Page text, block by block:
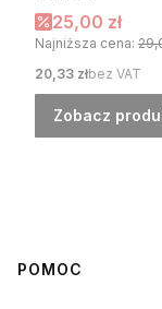
Cena
25,00 zł
Najniższa cena:
Cena
20,33 złbez VAT
Zobacz
Linki w
POMOC